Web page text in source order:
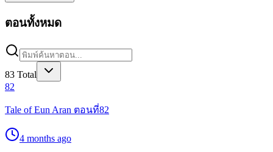
ตอนทั้งหมด
83 Total
82
Tale of Eun Aran ตอนที่82
4 months ago